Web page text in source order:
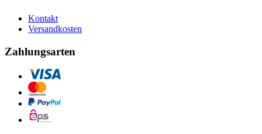
Kontakt
Versandkosten
Zahlungsarten